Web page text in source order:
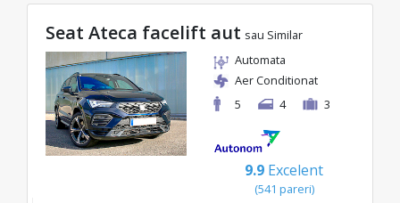
Seat Ateca facelift aut sau Similar
Automata
Aer Conditionat
5
4 3
9.9 Excelent
(541 pareri)